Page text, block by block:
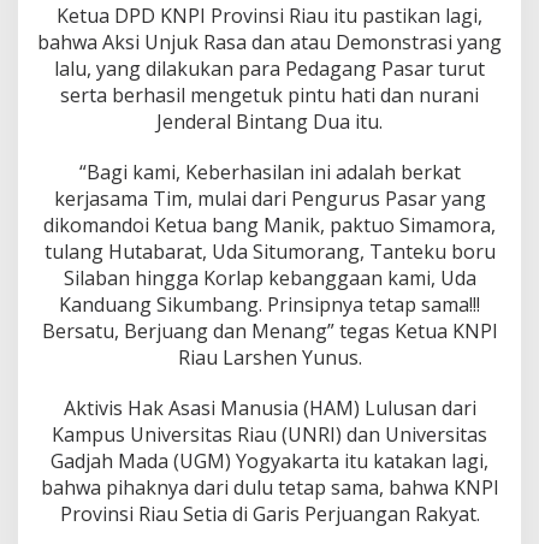
r
j
a
s
a
m
T
i
m
,
K
a
m
i
U
p
a
n
T
e
Ketua DPD KNPI Provinsi Riau itu pastikan lagi,
bahwa Aksi Unjuk Rasa dan atau Demonstrasi yang
lalu, yang dilakukan para Pedagang Pasar turut
serta berhasil mengetuk pintu hati dan nurani
Jenderal Bintang Dua itu.
“Bagi kami, Keberhasilan ini adalah berkat
kerjasama Tim, mulai dari Pengurus Pasar yang
dikomandoi Ketua bang Manik, paktuo Simamora,
tulang Hutabarat, Uda Situmorang, Tanteku boru
Silaban hingga Korlap kebanggaan kami, Uda
Kanduang Sikumbang. Prinsipnya tetap sama!!!
Bersatu, Berjuang dan Menang” tegas Ketua KNPI
Riau Larshen Yunus.
Aktivis Hak Asasi Manusia (HAM) Lulusan dari
Kampus Universitas Riau (UNRI) dan Universitas
Gadjah Mada (UGM) Yogyakarta itu katakan lagi,
bahwa pihaknya dari dulu tetap sama, bahwa KNPI
Provinsi Riau Setia di Garis Perjuangan Rakyat.